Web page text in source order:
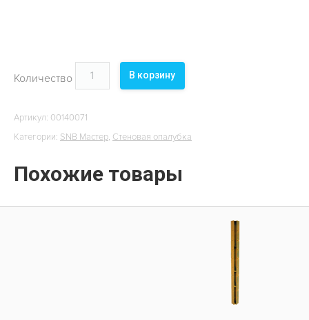
Количество В корзину
Артикул: 00140071
Категории: SNB Мастер, Стеновая опалубка
Похожие товары